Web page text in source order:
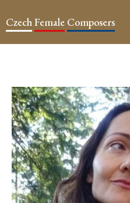
CzechFemale Composers